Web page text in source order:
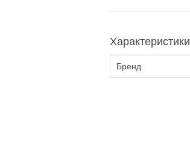
Характеристики
Бренд